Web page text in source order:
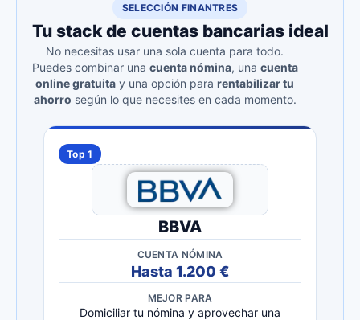
SELECCIÓN FINANTRES
Tu stack de cuentas bancarias ideal
No necesitas usar una sola cuenta para todo.
Puedes combinar una cuenta nómina, una cuenta
online gratuita y una opción para rentabilizar tu
ahorro según lo que necesites en cada momento.
Top 1
BBVA
CUENTA NÓMINA
Hasta 1.200 €
MEJOR PARA
Domiciliar tu nómina y aprovechar una